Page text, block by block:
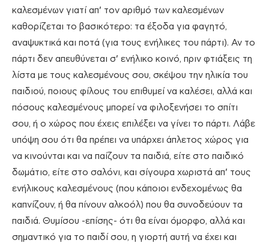
καλεσμένων γιατί απ’ τον αριθμό των καλεσμένων
καθορίζεται το βασικότερο: τα έξοδα για φαγητό,
αναψυκτικά και ποτά (για τους ενήλικες του πάρτι). Αν το
πάρτι δεν απευθύνεται σ’ ενήλικο κοινό, πριν φτιάξεις τη
λίστα με τους καλεσμένους σου, σκέψου την ηλικία του
παιδιού, ποιους φίλους του επιθυμεί να καλέσει, αλλά και
πόσους καλεσμένους μπορεί να φιλοξενήσει το σπίτι
σου, ή ο χώρος που έχεις επιλέξει να γίνει το πάρτι. Λάβε
υπόψη σου ότι θα πρέπει να υπάρχει άπλετος χώρος για
να κινούνται και να παίζουν τα παιδιά, είτε στο παιδικό
δωμάτιο, είτε στο σαλόνι, και σίγουρα χωριστά απ’ τους
ενήλικους καλεσμένους (που κάποιοι ενδεχομένως θα
καπνίζουν, ή θα πίνουν αλκοόλ) που θα συνοδεύουν τα
παιδιά. Θυμίσου -επίσης- ότι θα είναι όμορφο, αλλά και
σημαντικό για το παιδί σου, η γιορτή αυτή να έχει και